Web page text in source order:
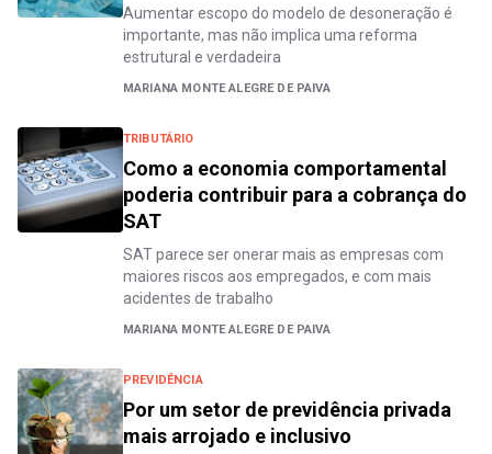
Aumentar escopo do modelo de desoneração é
importante, mas não implica uma reforma
estrutural e verdadeira
MARIANA MONTE ALEGRE DE PAIVA
TRIBUTÁRIO
Como a economia comportamental
poderia contribuir para a cobrança do
SAT
SAT parece ser onerar mais as empresas com
maiores riscos aos empregados, e com mais
acidentes de trabalho
MARIANA MONTE ALEGRE DE PAIVA
PREVIDÊNCIA
Por um setor de previdência privada
mais arrojado e inclusivo